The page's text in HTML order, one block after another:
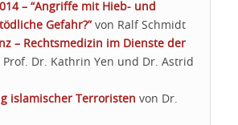
– “Angriffe mit Hieb- und
Gefahr?” von Ralf Schmidt
– Rechtsmedizin im Dienste der
Prof. Dr. Kathrin Yen und Dr. Astrid
islamischer Terroristen von Dr.